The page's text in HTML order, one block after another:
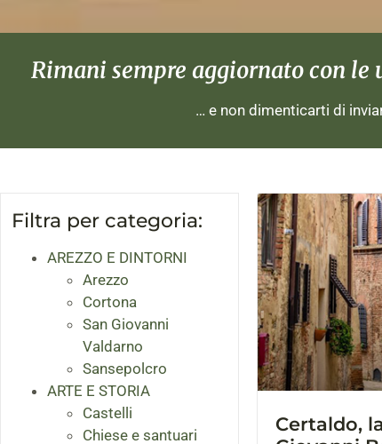
Rimani sempre aggiornato con le
… e non dimenticarti di
Filtra per categoria:
AREZZO E DINTORNI
Arezzo
Cortona
San Giovanni
Valdarno
Sansepolcro
ARTE E STORIA
Castelli
Chiese e santuari
Certaldo,